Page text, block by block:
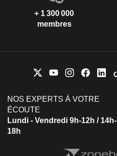
+ 1 300 000
membres
NOS EXPERTS À VOTRE
ÉCOUTE
Lundi - Vendredi 9h-12h / 14h-
18h